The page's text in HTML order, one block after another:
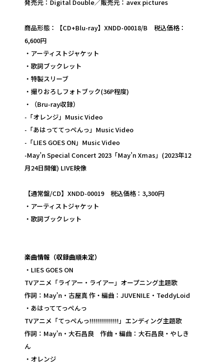
発売元：Digital Double／販売元：avex pictures
商品形態：【CD+Blu-ray】XNDD-00018/B 税込価格：
6,600円
・アーティストジャケット
・歌詞ブックレット
・特製スリーブ
・撮りおろしフォトブック(36P程度)
・（Bru-ray収録）
-「オレンジ」Music Video
-「あはっててっぺんっ」Music Video
-「LIES GOES ON」Music Video
-May’n Special Concert 2023「May’n Xmas」(2023年12
月24日開催) LIVE映像
【通常盤/CD】XNDD-00019 税込価格：3,300円
・アーティストジャケット
・歌詞ブックレット
楽曲情報（収録曲順未定）
・LIES GOES ON
TVアニメ「ライアー・ライアー」オープニング主題歌
作詞：May’n・古屋真 作・編曲：JUVENILE・TeddyLoid
・あはっててっぺんっ
TVアニメ「てっぺんっ!!!!!!!!!!!!!!!」エンディング主題歌
作詞：May’n・大石昌良 作曲・編曲：大石昌良・やしき
ん
・オレンジ